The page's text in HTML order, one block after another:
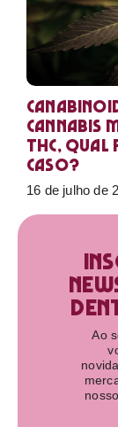
cannabis
THC,
caso?
16 de julho de
Ao